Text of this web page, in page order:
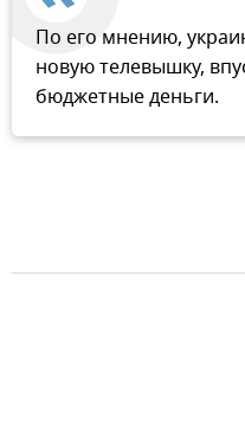
По его мнению,
новую телевышку,
бюджетные деньги.